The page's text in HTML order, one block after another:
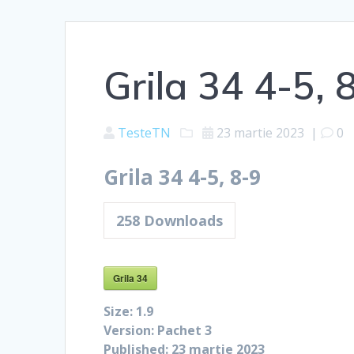
Grila 34 4-5,
TesteTN 23 martie 2023 | 0
Grila 34 4-5, 8-9
258 Downloads
Grila 34
Size: 1.9
Version: Pachet 3
Published: 23 martie 2023